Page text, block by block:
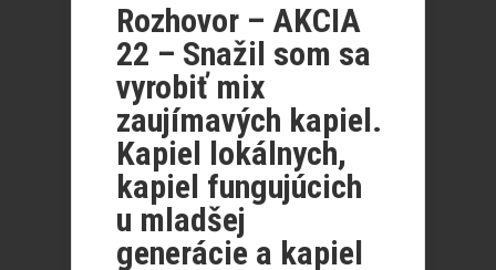
Rozhovor – AKCIA
22 – Snažil som sa
vyrobiť mix
zaujímavých kapiel.
Kapiel lokálnych,
kapiel fungujúcich
u mladšej
generácie a kapiel